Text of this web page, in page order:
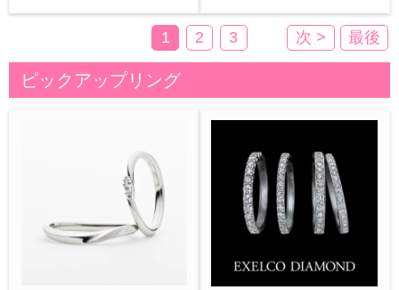
1 2 3 次 > 最後
ピックアップリング